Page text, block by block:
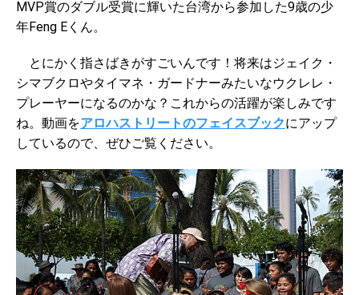
MVP賞のダブル受賞に輝いた台湾から参加した9歳の少
年Feng Eくん。
とにかく指さばきがすごいんです！将来はジェイク・
シマブクロやタイマネ・ガードナーみたいなウクレレ・
プレーヤーになるのかな？これからの活躍が楽しみです
ね。動画をアロハストリートのフェイスブックにアップ
しているので、ぜひご覧ください。